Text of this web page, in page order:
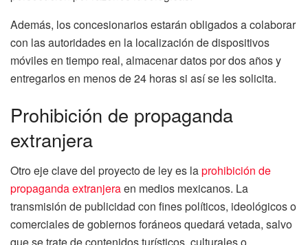
Además, los concesionarios estarán obligados a colaborar
con las autoridades en la localización de dispositivos
móviles en tiempo real, almacenar datos por dos años y
entregarlos en menos de 24 horas si así se les solicita.
Prohibición de propaganda
extranjera
Otro eje clave del proyecto de ley es laprohibición de
propaganda extranjeraen medios mexicanos. La
transmisión de publicidad con fines políticos, ideológicos o
comerciales de gobiernos foráneos quedará vetada, salvo
que se trate de contenidos turísticos, culturales o